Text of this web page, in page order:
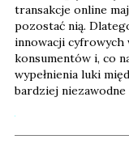
transakcje online
pozostać nią.
innowacji cyfrowych
konsumentów i, co
wypełnienia luki
bardziej niezawodne